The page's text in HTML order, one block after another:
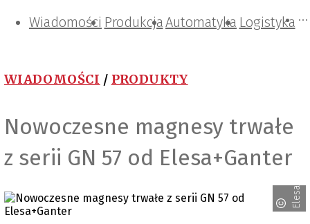
Wiadomości ProdukcjaAutomatyka Logistyka
Projektowanie i konstrukcje
Zarządzanie i IT
Tematy specjalne
WIADOMOŚCI / PRODUKTY
Nowoczesne magnesy trwałe
z serii GN 57 od Elesa+GanterElesa+Ganter